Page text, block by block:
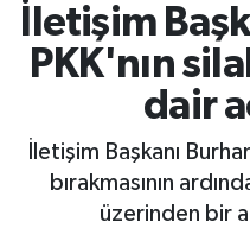
İletişim
PKK'nın
dair
İletişim Başkanı
bırakmasının
üzerinden bir
Tüm Manşetler
Son Dakika
Haber Arşivi